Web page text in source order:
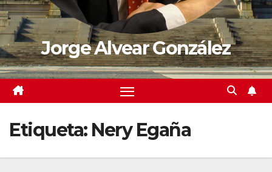
Jorge Alvear González
Etiqueta: Nery Egaña